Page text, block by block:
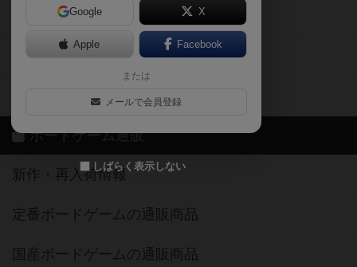
Google X
Apple Facebook
または
メールで会員登録
しばらく表示しない
ボドとも・会員一覧
ボードゲーム業界コラム
ボドゲーマご利用案内
ボードゲーム通販
新作・再入荷情報
定番ボードゲームの通販商品
国産ボードゲームの通販商品